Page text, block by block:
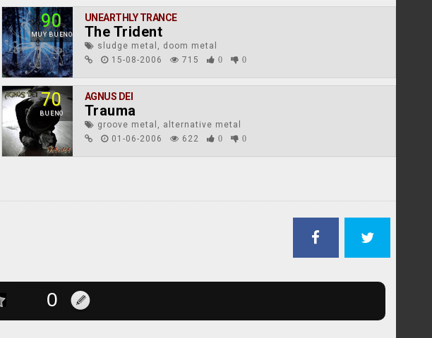
90
MUY BUENO
UNEARTHLY TRANCE
The Trident
sludge metal, doom metal
15-08-2006
715 0 0
70
BUENO
AGNUS DEI
Trauma
groove metal, alternative metal
01-06-2006
622 0 0